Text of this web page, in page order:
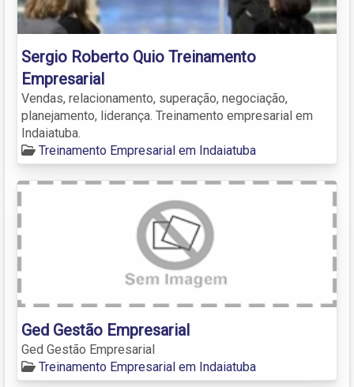
Sergio Roberto Quio Treinamento
Empresarial
Vendas, relacionamento, superação, negociação,
planejamento, liderança. Treinamento empresarial em
Indaiatuba.
Treinamento Empresarial em Indaiatuba
Ged Gestão Empresarial
Ged Gestão Empresarial
Treinamento Empresarial em Indaiatuba